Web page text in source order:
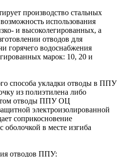
производство стальных
использования
и высоколегированных, а
отводов для
горячего водоснабжения
марок: 10, 20 и
способа укладки отводы в ППУ
из полиэтилена либо
отводы ППУ ОЦ
электроизолированной
соприкосновение
в месте изгиба
отводов ППУ: